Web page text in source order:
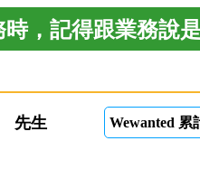
，記得跟業務說
Wewanted 累
先生